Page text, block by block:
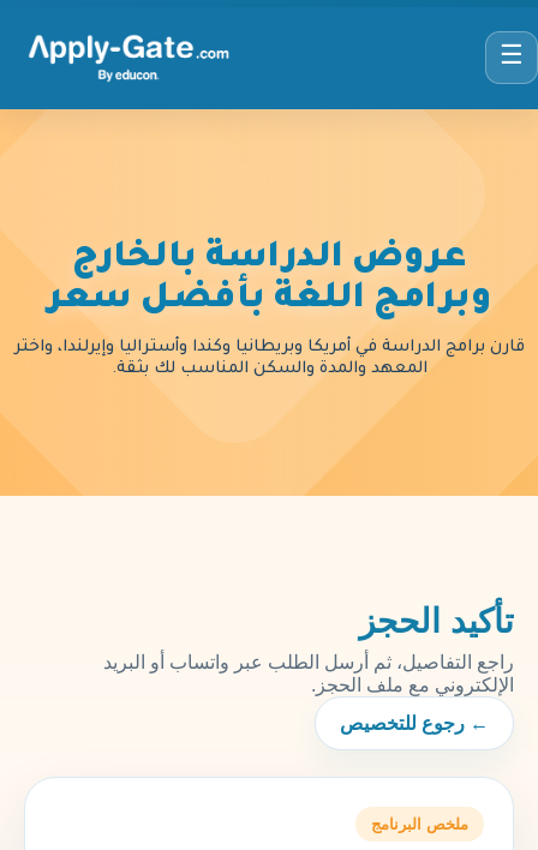
☰
عروض الدراسة بالخارج
وبرامج اللغة بأفضل سعر
قارن برامج الدراسة في أمريكا وبريطانيا وكندا وأستراليا وإيرلندا، واختر
المعهد والمدة والسكن المناسب لك بثقة.
تأكيد الحجز
راجع التفاصيل، ثم أرسل الطلب عبر واتساب أو البريد
الإلكتروني مع ملف الحجز.
← رجوع للتخصيص
ملخص البرنامج